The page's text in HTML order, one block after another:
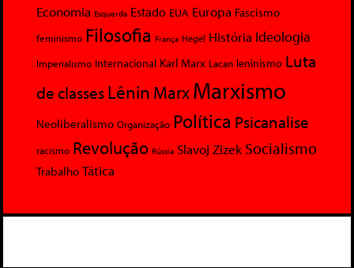
Economia Esquerda Estado EUA Europa Fascismo
feminismo Filosofia França Hegel História Ideologia
Imperialismo Internacional Karl Marx Lacan leninismo Luta
de classesLênin MarxMarxismo
Neoliberalismo Organização Política Psicanalise
racismo Revolução Rússia Slavoj Zizek Socialismo
Trabalho Tática